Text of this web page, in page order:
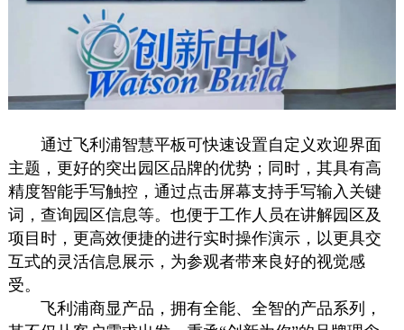
通过飞利浦智慧平板可快速设置自定义欢迎界面
主题，更好的突出园区品牌的优势；同时，其具有高
精度智能手写触控，通过点击屏幕支持手写输入关键
词，查询园区信息等。也便于工作人员在讲解园区及
项目时，更高效便捷的进行实时操作演示，以更具交
互式的灵活信息展示，为参观者带来良好的视觉感
受。
飞利浦商显产品，拥有全能、全智的产品系列，